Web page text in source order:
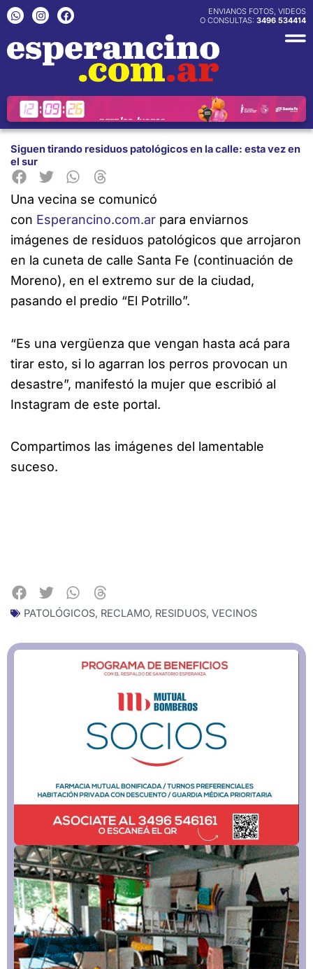
contenido
W
h
t
s
a
I
n
t
a
g
m
F
a
e
b
ENVIANOS FOTOS, VIDEOS
O CONSULTAS: 3496 534414
Siguen tirando residuos patológicos en la calle: esta vez en
el sur
Una vecina se comunicó
con Esperancino.com.ar para enviarnos
imágenes de residuos patológicos que arrojaron
en la cuneta de calle Santa Fe (continuación de
Moreno), en el extremo sur de la ciudad,
pasando el predio “El Potrillo”.
“Es una vergüenza que vengan hasta acá para
tirar esto, si lo agarran los perros provocan un
desastre”, manifestó la mujer que escribió al
Instagram de este portal.
Compartimos las imágenes del lamentable
suceso.
PATOLÓGICOS, RECLAMO, RESIDUOS, VECINOS